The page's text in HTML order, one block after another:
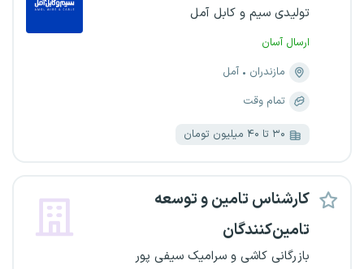
تولیدی سیم و کابل آمل
ارسال آسان
مازندران
آمل
تمام وقت
۳۰ تا ۴۰ میلیون تومان
کارشناس تامین و توسعه
تامین‌کنندگان
بازرگانی کاشی و سرامیک سیفی پور